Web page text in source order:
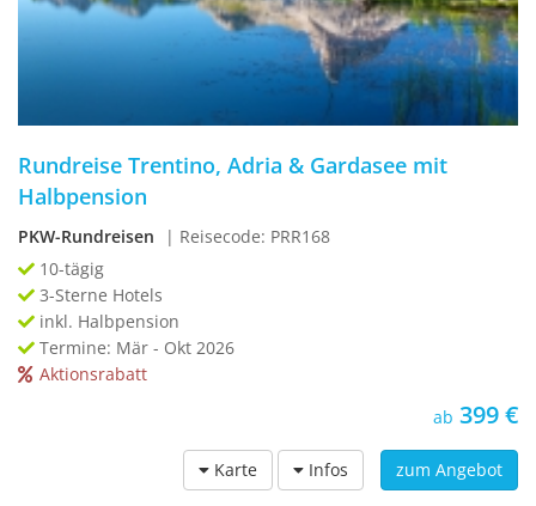
Rundreise Trentino, Adria & Gardasee mit
Halbpension
PKW-Rundreisen
| Reisecode: PRR168
10-tägig
3-Sterne Hotels
inkl. Halbpension
Termine: Mär - Okt 2026
Aktionsrabatt
ab 399 €
Karte Infos zum Angebot